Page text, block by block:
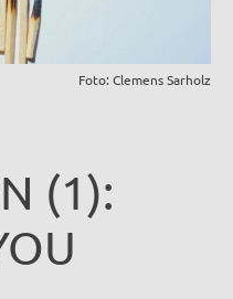
(1):
Foto: Clemens Sarholz